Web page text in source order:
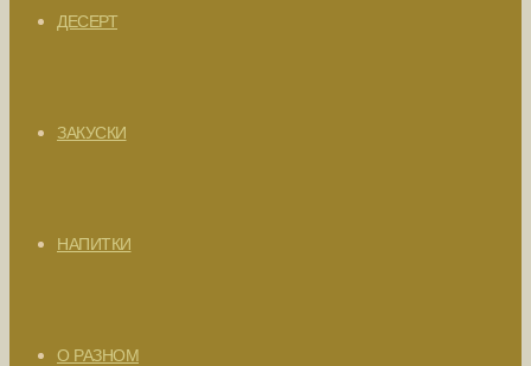
ДЕСЕРТ
ЗАКУСКИ
НАПИТКИ
О РАЗНОМ